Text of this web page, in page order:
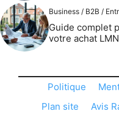
Business / B2B /
Guide complet
votre achat
Politique
Plan site
Avis